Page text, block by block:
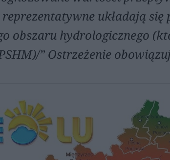
układają się
obszaru hydrologicznego
” Ostrzeżenie